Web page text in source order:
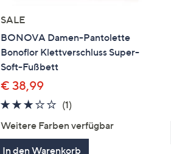
SALE
BONOVA Damen-Pantolette
Bonoflor Klettverschluss Super-
Soft-Fußbett
€ 38,99
3.0
(1)
Weitere Farben verfügbar
In den Warenkorb